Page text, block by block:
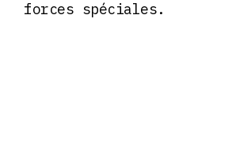
forces spéciales.